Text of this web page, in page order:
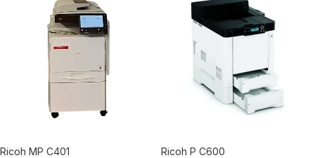
Ricoh MP C401 Ricoh P C600